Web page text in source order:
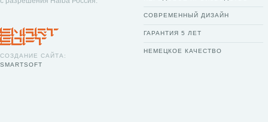
СОЗДАНИЕ САЙТА:
SMARTSOFT
СОВРЕМЕННЫЙ ДИЗАЙН
ГАРАНТИЯ 5 ЛЕТ
НЕМЕЦКОЕ КАЧЕСТВО